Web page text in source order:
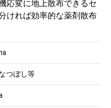
応変に地上散布できるセ
ければ効率的な薬剤散布
つぼし等